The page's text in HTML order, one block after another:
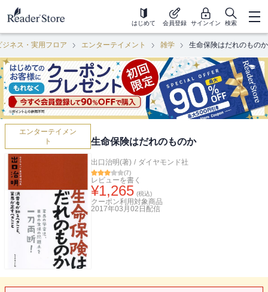
はじめて 会員登録 サインイン 検索
ジネス・実用フロア エンターテイメント 雑学 生命保険はだれのものか
エンターテイメン
ト
生命保険はだれのものか
出口治明(著) / ダイヤモンド社
(7)
レビューを書く
¥1,265 (税込)
クーポン利用対象商品
2017年03月02日 配信